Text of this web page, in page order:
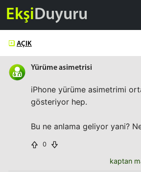
EkşiDuyuru
AÇIK
Yürüme asimetrisi
iPhone yürüme asimetrimi
gösteriyor hep.
Bu ne anlama geliyor yani?
0
kaptan